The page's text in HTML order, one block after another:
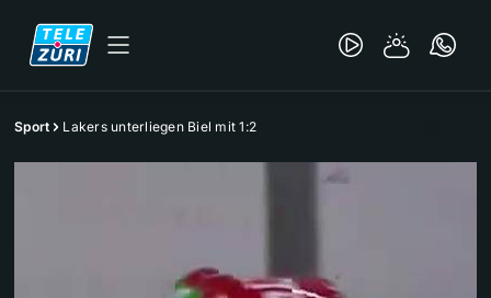
Sport Lakers unterliegen Biel mit 1:2